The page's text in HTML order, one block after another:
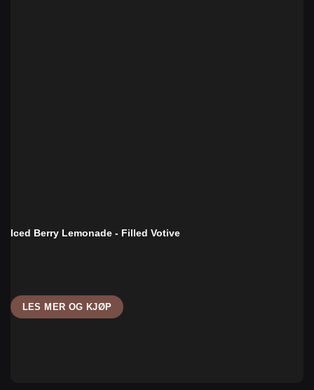
Iced Berry Lemonade - Filled Votive
LES MER OG KJØP